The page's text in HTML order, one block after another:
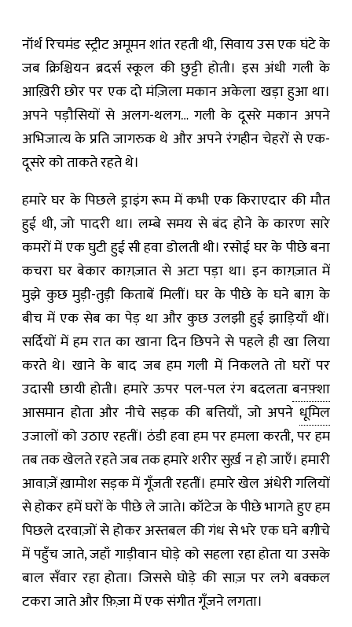
नॉर्थ रिचमंड स्ट्रीट अमूमन शांत रहती थी, सिवाय उस एक घंटे के
जब क्रिश्चियन ब्रदर्स स्कूल की छुट्टी होती। इस अंधी गली के
आख़िरी छोर पर एक दो मंज़िला मकान अकेला खड़ा हुआ था।
अपने पड़ौसियों से अलग-थलग… गली के दूसरे मकान अपने
अभिजात्य के प्रति जागरुक थे और अपने रंगहीन चेहरों से एक-
दूसरे को ताकते रहते थे।
हमारे घर के पिछले ड्राइंग रूम में कभी एक किराएदार की मौत
हुई थी, जो पादरी था। लम्बे समय से बंद होने के कारण सारे
कमरों में एक घुटी हुई सी हवा डोलती थी। रसोई घर के पीछे बना
कचरा घर बेकार काग़ज़ात से अटा पड़ा था। इन काग़ज़ात में
मुझे कुछ मुड़ी-तुड़ी किताबें मिलीं। घर के पीछे के घने बाग़ के
बीच में एक सेब का पेड़ था और कुछ उलझी हुई झाड़ियाँ थीं।
सर्दियों में हम रात का खाना दिन छिपने से पहले ही खा लिया
करते थे। खाने के बाद जब हम गली में निकलते तो घरों पर
उदासी छायी होती। हमारे ऊपर पल-पल रंग बदलता बनफ़्शा
आसमान होता और नीचे सड़क की बत्तियाँ, जो अपने धूमिल
उजालों को उठाए रहतीं। ठंडी हवा हम पर हमला करती, पर हम
तब तक खेलते रहते जब तक हमारे शरीर सुर्ख़ न हो जाएँ। हमारी
आवाज़ें ख़ामोश सड़क में गूँजती रहतीं। हमारे खेल अंधेरी गलियों
से होकर हमें घरों के पीछे ले जाते। कॉटेज के पीछे भागते हुए हम
पिछले दरवाज़ों से होकर अस्तबल की गंध से भरे एक घने बग़ीचे
में पहुँच जाते, जहाँ गाड़ीवान घोड़े को सहला रहा होता या उसके
बाल सँवार रहा होता। जिससे घोड़े की साज़ पर लगे बक्कल
टकरा जाते और फ़िज़ा में एक संगीत गूँजने लगता।